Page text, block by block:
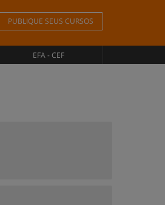
PUBLIQUE SEUS CURSOS
EFA - CEF